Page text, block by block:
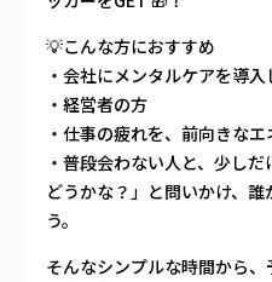
💡こんな方におすすめ
・会社にメンタルケアを導
・経営者の方
・仕事の疲れを、前向きな
・普段会わない人と、少し
どうかな？」と問いかけ、
う。
そんなシンプルな時間から